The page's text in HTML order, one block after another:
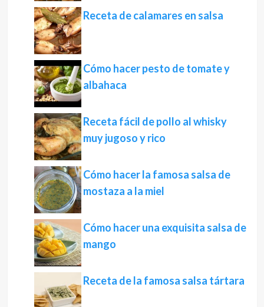
Receta de calamares en salsa
Cómo hacer pesto de tomate y
albahaca
Receta fácil de pollo al whisky
muy jugoso y rico
Cómo hacer la famosa salsa de
mostaza a la miel
Cómo hacer una exquisita salsa de
mango
Receta de la famosa salsa tártara